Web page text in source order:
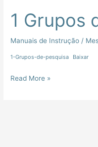
1 Grupos
Manuais de Instrução /
1-Grupos-de-pesquisa Baixar
Read More »